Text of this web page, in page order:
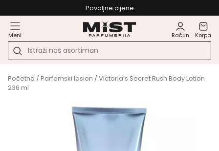
Povoljne cijene
Meni Račun Korpa
Početna /Parfemski losion / Victoria’s Secret Rush Body Lotion
236 ml